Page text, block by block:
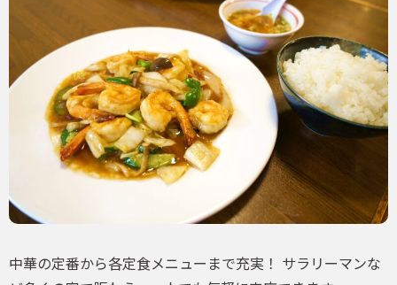
中華の定番から各定食メニューまで充実！ サラリーマンな